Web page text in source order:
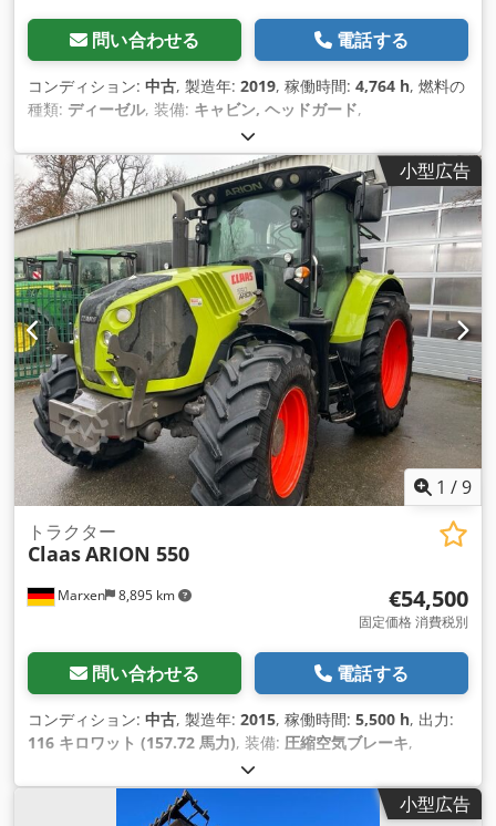
問い合わせる 電話する
コンディション: 中古, 製造年: 2019, 稼働時間: 4,764 h, 燃料の
種類: ディーゼル, 装備: キャビン, ヘッドガード,
小型広告
1 /9
Marxen 8,895 km
トラクター
ClaasARION 550
€54,500
固定価格 消費税別
問い合わせる 電話する
コンディション: 中古, 製造年: 2015, 稼働時間: 5,500 h, 出力:
116 キロワット (157.72 馬力), 装備: 圧縮空気ブレーキ,
小型広告